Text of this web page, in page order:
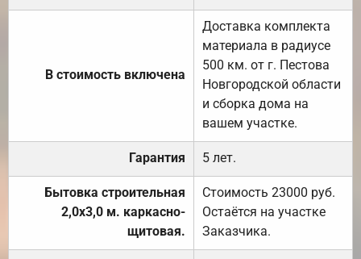
В стоимость включена
Доставка комплекта
материала в радиусе
500 км. от г. Пестова
Новгородской области
и сборка дома на
вашем участке.
Гарантия 5 лет.
Бытовка строительная
2,0х3,0 м. каркасно-
щитовая.
Стоимость 23000 руб.
Остаётся на участке
Заказчика.